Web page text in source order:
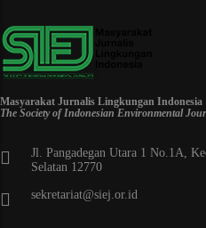
Masyarakat Jurnalis Lingkungan Indonesia
The Society of Indonesian Environmental
Jl. Pangadegan Utara 1 No.1A,
Selatan 12770
sekretariat@siej.or.id